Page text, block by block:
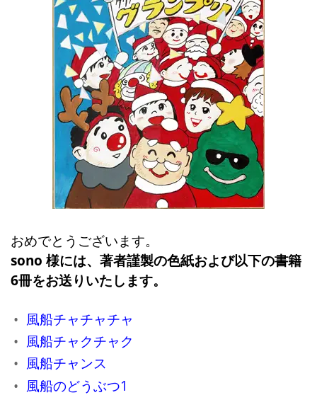
おめでとうございます。
sono 様には、著者謹製の色紙および以下の書籍
6冊をお送りいたします。
風船チャチャチャ
風船チャクチャク
風船チャンス
風船のどうぶつ1